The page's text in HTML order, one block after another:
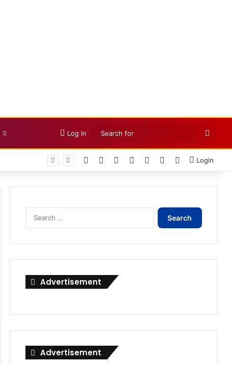
Log In
for
Facebook LinkedInYouTubeInstagramTelegramWhatsApp
Login
Search
Advertisement
Advertisement